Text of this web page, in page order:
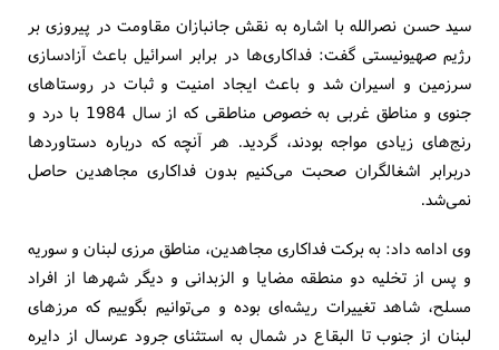
سید حسن نصرالله با اشاره به نقش جانبازان مقاومت در پیروزی بر
رژیم صهیونیستی گفت: فداکاری‌ها در برابر اسرائیل باعث آزادسازی
سرزمین و اسیران شد و باعث ایجاد امنیت و ثبات در روستاهای
جنوی و مناطق غربی به خصوص مناطقی که از سال 1984 با درد و
رنج‌های زیادی مواجه بودند، گردید. هر آنچه که درباره دستاوردها
دربرابر اشغالگران صحبت می‌کنیم بدون فداکاری مجاهدین حاصل
نمی‌شد.
وی ادامه داد: به برکت فداکاری مجاهدین، مناطق مرزی لبنان و سوریه
و پس از تخلیه دو منطقه مضایا و الزبدانی و دیگر شهرها از افراد
مسلح، شاهد تغییرات ریشه‌ای بوده و می‌توانیم بگوییم که مرزهای
لبنان از جنوب تا البقاع در شمال به استثنای جرود عرسال از دایره